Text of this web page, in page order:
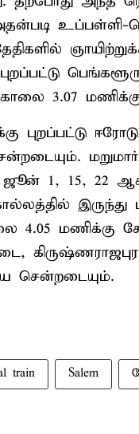
உப்பள்ளி-
3.07
புறப்பட்டு
ஜூன் 1, 15, 22
இருந்து
4.05 மணிக்கு
சென்றடையும்.
train Salem